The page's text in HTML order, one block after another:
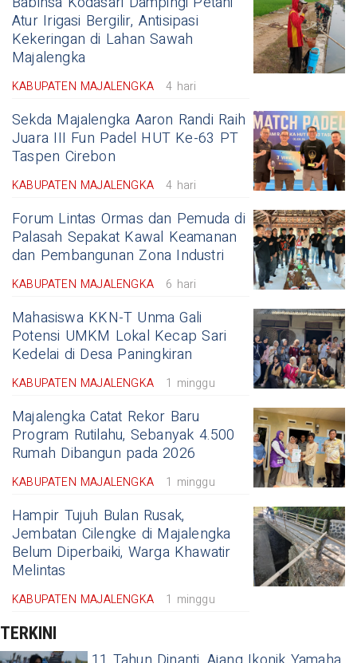
Atur Irigasi Bergilir, Antisipasi
Kekeringan di Lahan Sawah
Majalengka
KABUPATEN MAJALENGKA 4 hari
Sekda Majalengka Aaron Randi Raih
Juara III Fun Padel HUT Ke-63 PT
Taspen Cirebon
KABUPATEN MAJALENGKA 4 hari
Forum Lintas Ormas dan Pemuda di
Palasah Sepakat Kawal Keamanan
dan Pembangunan Zona Industri
KABUPATEN MAJALENGKA 6 hari
Mahasiswa KKN-T Unma Gali
Potensi UMKM Lokal Kecap Sari
Kedelai di Desa Paningkiran
KABUPATEN MAJALENGKA 1 minggu
Majalengka Catat Rekor Baru
Program Rutilahu, Sebanyak 4.500
Rumah Dibangun pada 2026
KABUPATEN MAJALENGKA 1 minggu
Hampir Tujuh Bulan Rusak,
Jembatan Cilengke di Majalengka
Belum Diperbaiki, Warga Khawatir
Melintas
KABUPATEN MAJALENGKA 1 minggu
TERKINI